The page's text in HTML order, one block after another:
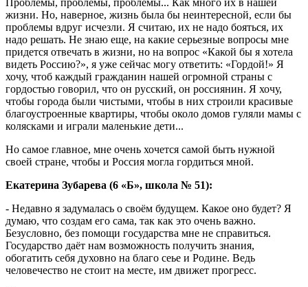
Проблемы, проблемы, проблемы... Как много их в нашей
жизни. Но, наверное, жизнь была бы неинтересной, если бы
проблемы вдруг исчезли. Я считаю, их не надо бояться, их
надо решать. Не знаю еще, на какие серьезные вопросы мне
придется отвечать в жизни, но на вопрос «Какой бы я хотела
видеть Россию?», я уже сейчас могу ответить: «Гордой!» Я
хочу, чтоб каждый гражданин нашей огромной страны с
гордостью говорил, что он русский, он россиянин. Я хочу,
чтобы города были чистыми, чтобы в них строили красивые
благоустроенные квартиры, чтобы около домов гуляли мамы с
колясками и играли маленькие дети...
Но самое главное, мне очень хочется самой быть нужной
своей стране, чтобы и Россия могла гордиться мной.
Екатерина Зубарева (6 «Б», школа № 51):
- Недавно я задумалась о своём будущем. Какое оно будет? Я
думаю, что создам его сама, так как это очень важно.
Безусловно, без помощи государства мне не справиться.
Государство даёт нам возможность получить знания,
обогатить себя духовно на благо сеье и Родине. Ведь
человечество не стоит на месте, им движет прогресс.